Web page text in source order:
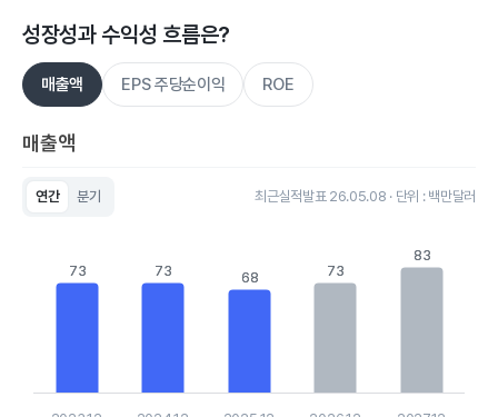
성장성과 수익성 흐름은?
매출액 EPS 주당순이익 ROE
매출액
연간 분기 최근실적발표 26.05.08 · 단위 : 백만달러
View as data table, Chart
The chart has 1 X axis displaying categories.
73
73 73
73 68
68 73
73
83
83